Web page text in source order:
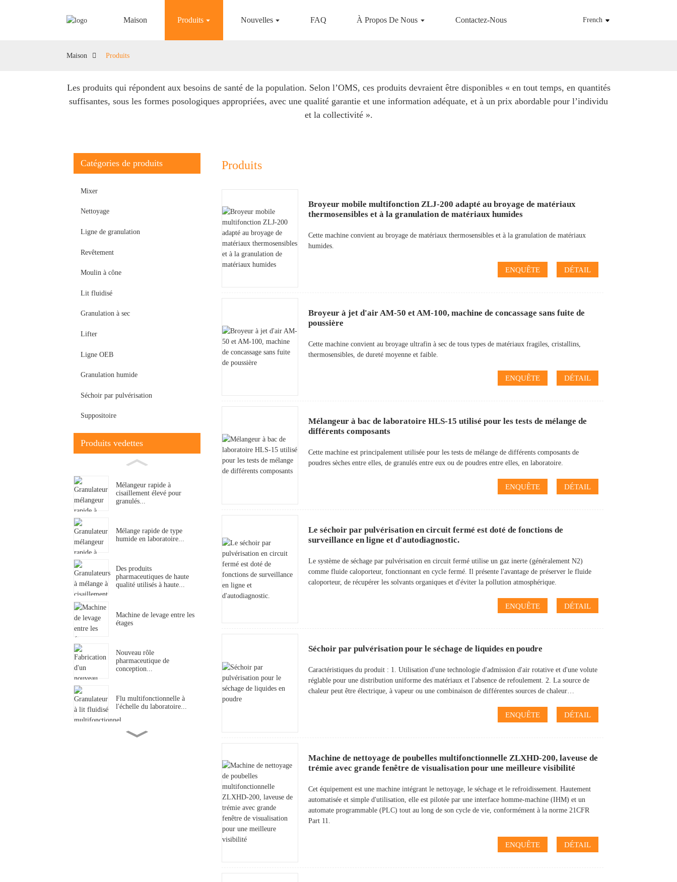
Maison Produits Nouvelles FAQ À Propos De Nous Contactez-Nous French
Maison Produits
Les produits qui répondent aux besoins de santé de la population. Selon l’OMS, ces produits devraient être disponibles « en tout temps, en quantités
suffisantes, sous les formes posologiques appropriées, avec une qualité garantie et une information adéquate, et à un prix abordable pour l’individu
et la collectivité ».
Catégories de produits
Mixer
Nettoyage
Ligne de granulation
Revêtement
Moulin à cône
Lit fluidisé
Granulation à sec
Lifter
Ligne OEB
Granulation humide
Séchoir par pulvérisation
Suppositoire
Produits vedettes
Mélangeur rapide à
cisaillement élevé pour
granulés...
Mélange rapide de type
humide en laboratoire...
Des produits
pharmaceutiques de haute
qualité utilisés à haute...
Machine de levage entre les
étages
Nouveau rôle
pharmaceutique de
conception...
Flu multifonctionnelle à
l'échelle du laboratoire...
Produits
Broyeur mobile multifonction ZLJ-200 adapté au broyage de matériaux
thermosensibles et à la granulation de matériaux humides
Cette machine convient au broyage de matériaux thermosensibles et à la granulation de matériaux
humides.
ENQUÊTE DÉTAIL
Broyeur à jet d'air AM-50 et AM-100, machine de concassage sans fuite de
poussière
Cette machine convient au broyage ultrafin à sec de tous types de matériaux fragiles, cristallins,
thermosensibles, de dureté moyenne et faible.
ENQUÊTE DÉTAIL
Mélangeur à bac de laboratoire HLS-15 utilisé pour les tests de mélange de
différents composants
Cette machine est principalement utilisée pour les tests de mélange de différents composants de
poudres sèches entre elles, de granulés entre eux ou de poudres entre elles, en laboratoire.
ENQUÊTE DÉTAIL
Le séchoir par pulvérisation en circuit fermé est doté de fonctions de
surveillance en ligne et d'autodiagnostic.
Le système de séchage par pulvérisation en circuit fermé utilise un gaz inerte (généralement N2)
comme fluide caloporteur, fonctionnant en cycle fermé. Il présente l'avantage de préserver le fluide
caloporteur, de récupérer les solvants organiques et d'éviter la pollution atmosphérique.
ENQUÊTE DÉTAIL
Séchoir par pulvérisation pour le séchage de liquides en poudre
Caractéristiques du produit : 1. Utilisation d'une technologie d'admission d'air rotative et d'une volute
réglable pour une distribution uniforme des matériaux et l'absence de refoulement. 2. La source de
chaleur peut être électrique, à vapeur ou une combinaison de différentes sources de chaleur…
ENQUÊTE DÉTAIL
Machine de nettoyage de poubelles multifonctionnelle ZLXHD-200, laveuse de
trémie avec grande fenêtre de visualisation pour une meilleure visibilité
Cet équipement est une machine intégrant le nettoyage, le séchage et le refroidissement. Hautement
automatisée et simple d'utilisation, elle est pilotée par une interface homme-machine (IHM) et un
automate programmable (PLC) tout au long de son cycle de vie, conformément à la norme 21CFR
Part 11.
ENQUÊTE DÉTAIL